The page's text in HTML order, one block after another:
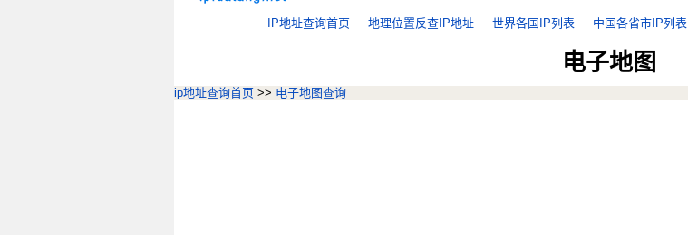
IP地址查询首页 地理位置反查IP地址 世界各国IP列表 中国各省市IP列表
电子地图
ip地址查询首页 >> 电子地图查询